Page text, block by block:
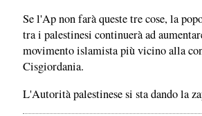
Se l'Ap non farà queste tre cose, la
tra i palestinesi continuerà ad
movimento islamista più vicino alla
Cisgiordania.
L'Autorità palestinese si sta dando la